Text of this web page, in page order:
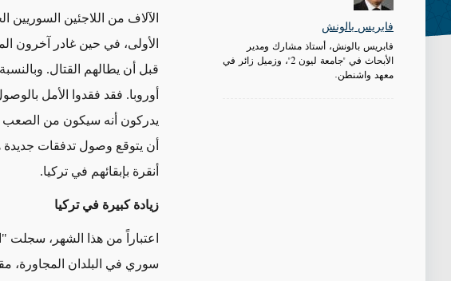
فابريس بالونش
فابريس بالونش، أستاذ مشارك ومدير
الأبحاث في "جامعة ليون 2"، وزميل زائر في
معهد واشنطن.
الآلاف من اللاجئين السوريين
الأولى، في حين غادر آخرون
قبل أن يطالهم القتال.
أوروبا. فقد فقدوا الأمل
يدركون أنه سيكون من الصعب
أن يتوقع وصول تدفقات جديدة
أنقرة بإبقائهم في تركيا.
زيادة كبيرة في تركيا